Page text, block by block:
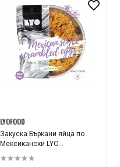
LYOFOOD
Закуска Бъркани яйца по
Мексикански LYO...